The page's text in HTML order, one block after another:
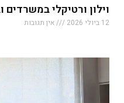
וילון ורטיקלי
12 ביולי 2026 אין תגובות